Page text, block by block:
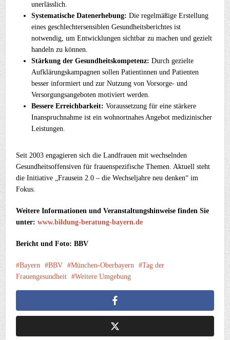
unerlässlich.
Systematische Datenerhebung: Die regelmäßige Erstellung
eines geschlechtersensiblen Gesundheitsberichtes ist
notwendig, um Entwicklungen sichtbar zu machen und gezielt
handeln zu können.
Stärkung der Gesundheitskompetenz: Durch gezielte
Aufklärungskampagnen sollen Patientinnen und Patienten
besser informiert und zur Nutzung von Vorsorge- und
Versorgungsangeboten motiviert werden.
Bessere Erreichbarkeit: Voraussetzung für eine stärkere
Inanspruchnahme ist ein wohnortnahes Angebot medizinischer
Leistungen.
Seit 2003 engagieren sich die Landfrauen mit wechselnden
Gesundheitsoffensiven für frauenspezifische Themen. Aktuell steht
die Initiative „Frausein 2.0 – die Wechseljahre neu denken“ im
Fokus.
Weitere Informationen und Veranstaltungshinweise finden Sie
unter:www.bildung-beratung-bayern.de
Bericht und Foto: BBV
Bayern BBV München-Oberbayern
Tag der
Frauengesundheit
Weitere Umgebung